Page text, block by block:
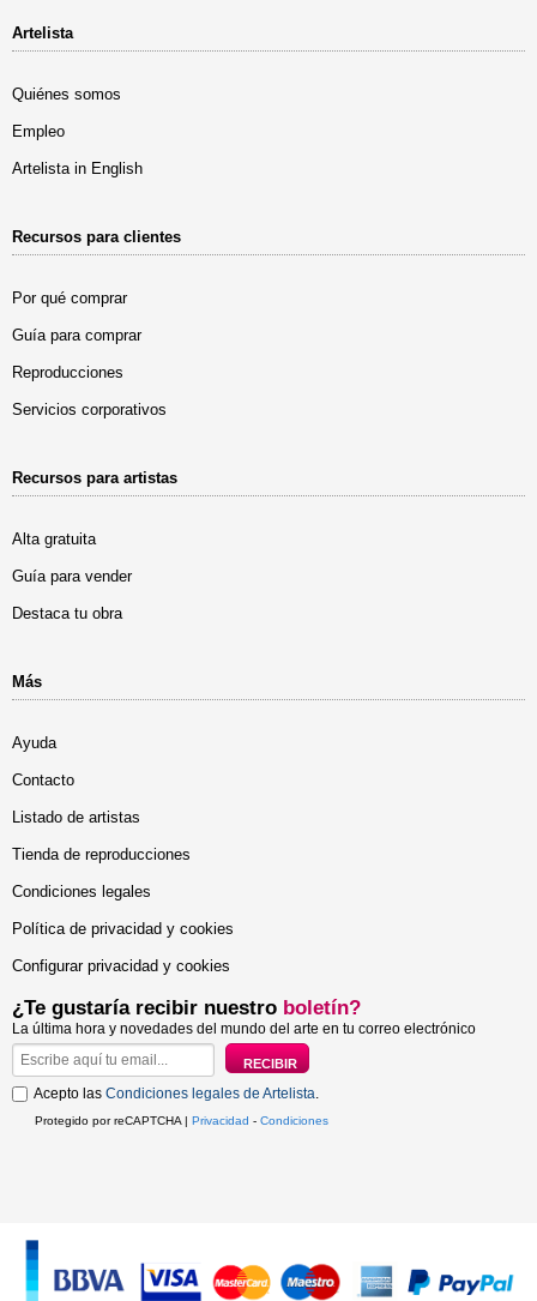
Artelista
Quiénes somos
Empleo
Artelista in English
Recursos para clientes
Por qué comprar
Guía para comprar
Reproducciones
Servicios corporativos
Recursos para artistas
Alta gratuita
Guía para vender
Destaca tu obra
Más
Ayuda
Contacto
Listado de artistas
Tienda de reproducciones
Condiciones legales
Política de privacidad y cookies
Configurar privacidad y cookies
¿Te gustaría recibir nuestro boletín?
La última hora y novedades del mundo del arte en tu correo electrónico
Acepto las Condiciones legales de Artelista.
Protegido por reCAPTCHA | Privacidad - Condiciones